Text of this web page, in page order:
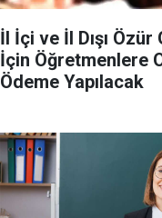
İl İçi ve İl Dışı Özür
İçin Öğretmenlere
Ödeme Yapılacak